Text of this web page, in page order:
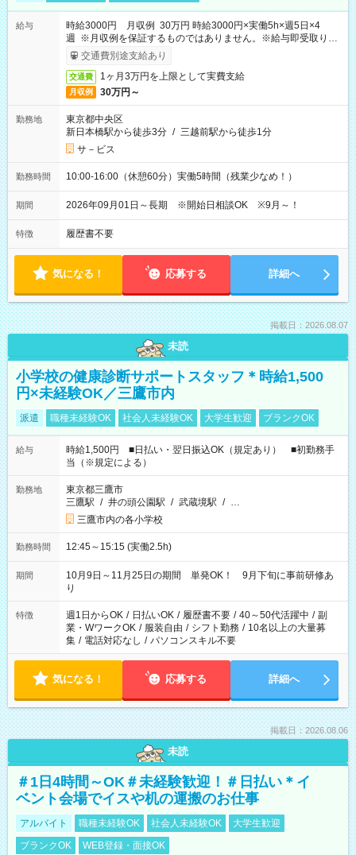
給与
時給3000円 月収例 30万円 時給3000円×実働5h×週5日×4
週 ※月収例を保証するものではありません。※給与即受取りサ
ービス利用可（利用条件有）
交通費別途支給あり
交通費 1ヶ月3万円を上限として実費支給
月収例 30万円～
勤務地
東京都中央区
新日本橋駅から徒歩3分 / 三越前駅から徒歩1分
サ－ビス
勤務時間 10:00-16:00（休憩60分）実働5時間（残業少なめ！）
期間 2026年09月01日～長期 ※開始日相談OK ※9月～！
特徴 履歴書不要
気になる！ 応募する 詳細へ
掲載日：2026.08.07
未読
小学校の健康診断サポートスタッフ＊時給1,500
円×未経験OK／三鷹市内
派遣 職種未経験OK 社会人未経験OK 大学生歓迎 ブランクOK
給与
時給1,500円 ■日払い・翌日振込OK（規定あり） ■初勤務手
当（※規定による）
勤務地
東京都三鷹市
三鷹駅 / 井の頭公園駅 / 武蔵境駅 / …
三鷹市内の各小学校
勤務時間 12:45～15:15 (実働2.5h)
期間
10月9日～11月25日の期間 単発OK！ 9月下旬に事前研修あ
り
特徴 週1日からOK / 日払いOK / 履歴書不要 / 40～50代活躍中 / 副
業・WワークOK / 服装自由 / シフト勤務 / 10名以上の大量募
集 / 電話対応なし / パソコンスキル不要
気になる！ 応募する 詳細へ
掲載日：2026.08.06
未読
＃1日4時間～OK＃未経験歓迎！＃日払い＊イ
ベント会場でイスや机の運搬のお仕事
アルバイト 職種未経験OK 社会人未経験OK
大学生歓迎
ブランクOK
WEB登録・面接OK